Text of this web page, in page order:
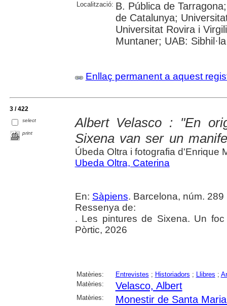
Localització: B. Pública de
de Catalunya;
Universitat Rovira i
Muntaner; UAB: Sibhil·la
Enllaç permanent a aquest
3 / 422
select
print
Albert Velasco : "En
Sixena van ser un
Úbeda Oltra i fotografia d'Enrique
Ubeda Oltra, Caterina
En: Sàpiens. Barcelona, núm.
Ressenya de:
. Les pintures de Sixena. Un
Pòrtic, 2026
Matèries: Entrevistes ; Historiadors ; Llibres ;
Matèries:
Velasco, Albert
Matèries: Monestir de Santa